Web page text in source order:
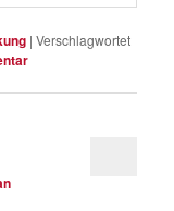
|Verschlagwortet